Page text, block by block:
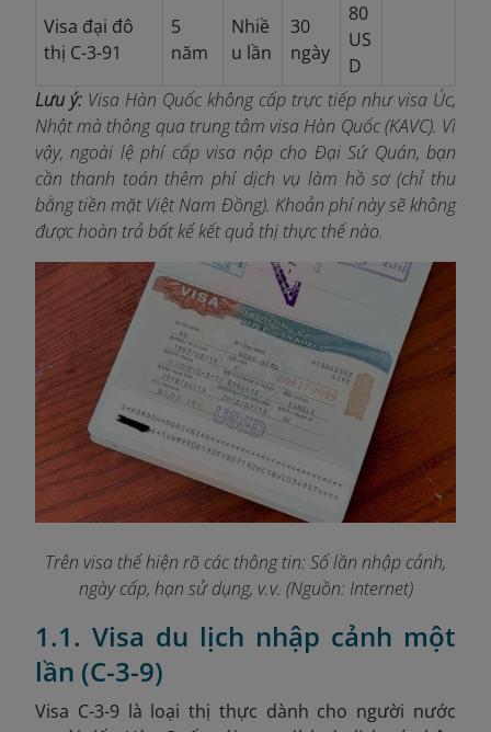
Visa đại đô
thị C-3-91
5
năm
Nhiề
u lần
30
ngày
80
US
D
Lưu ý: Visa Hàn Quốc không cấp trực tiếp như visa Úc,
Nhật mà thông qua trung tâm visa Hàn Quốc (KAVC). Vì
vậy, ngoài lệ phí cấp visa nộp cho Đại Sứ Quán, bạn
cần thanh toán thêm phí dịch vụ làm hồ sơ (chỉ thu
bằng tiền mặt Việt Nam Đồng). Khoản phí này sẽ không
được hoàn trả bất kể kết quả thị thực thế nào.
Trên visa thể hiện rõ các thông tin: Số lần nhập cảnh,
ngày cấp, hạn sử dụng, v.v. (Nguồn: Internet)
1.1. Visa du lịch nhập cảnh một
lần (C-3-9)
Visa C-3-9 là loại thị thực dành cho người nước